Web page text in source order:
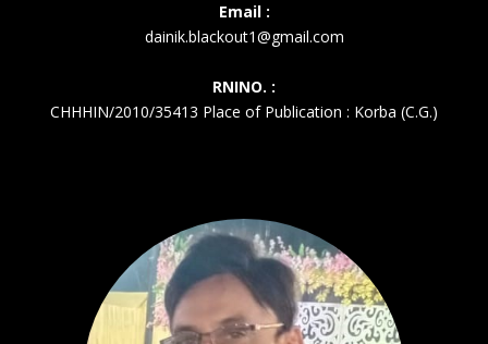
Email :
dainik.blackout1@gmail.com
RNINO. :
CHHHIN/2010/35413 Place of Publication : Korba (C.G.)